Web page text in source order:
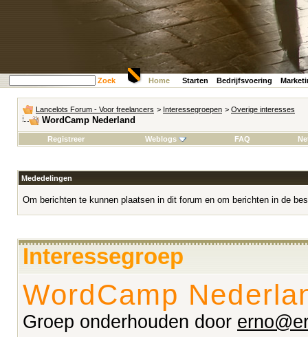
Zoek Home Starten Bedrijfsvoering
Lancelots Forum - Voor freelancers > Interessegroepen > Overige interesses
WordCamp Nederland
Registreer Weblogs FAQ
Mededelingen
Om berichten te kunnen plaatsen in dit forum en om berichten in de
Interessegroep
WordCamp
Groep onderhouden door